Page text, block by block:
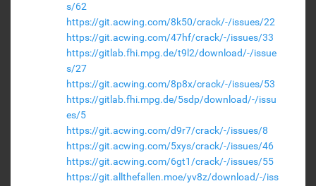
s/62
https://git.acwing.com/8k50/crack/-/issues/22
https://git.acwing.com/47hf/crack/-/issues/33
https://gitlab.fhi.mpg.de/t9l2/download/-/issue
s/27
https://git.acwing.com/8p8x/crack/-/issues/53
https://gitlab.fhi.mpg.de/5sdp/download/-/issu
es/5
https://git.acwing.com/d9r7/crack/-/issues/8
https://git.acwing.com/5xys/crack/-/issues/46
https://git.acwing.com/6gt1/crack/-/issues/55
https://git.allthefallen.moe/yv8z/download/-/iss